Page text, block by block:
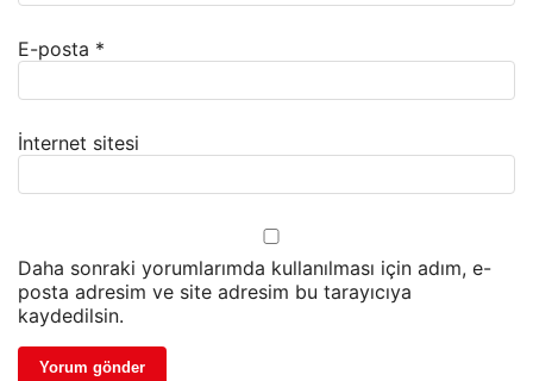
E-posta *
İnternet sitesi
Daha sonraki yorumlarımda kullanılması için adım, e-
posta adresim ve site adresim bu tarayıcıya
kaydedilsin.